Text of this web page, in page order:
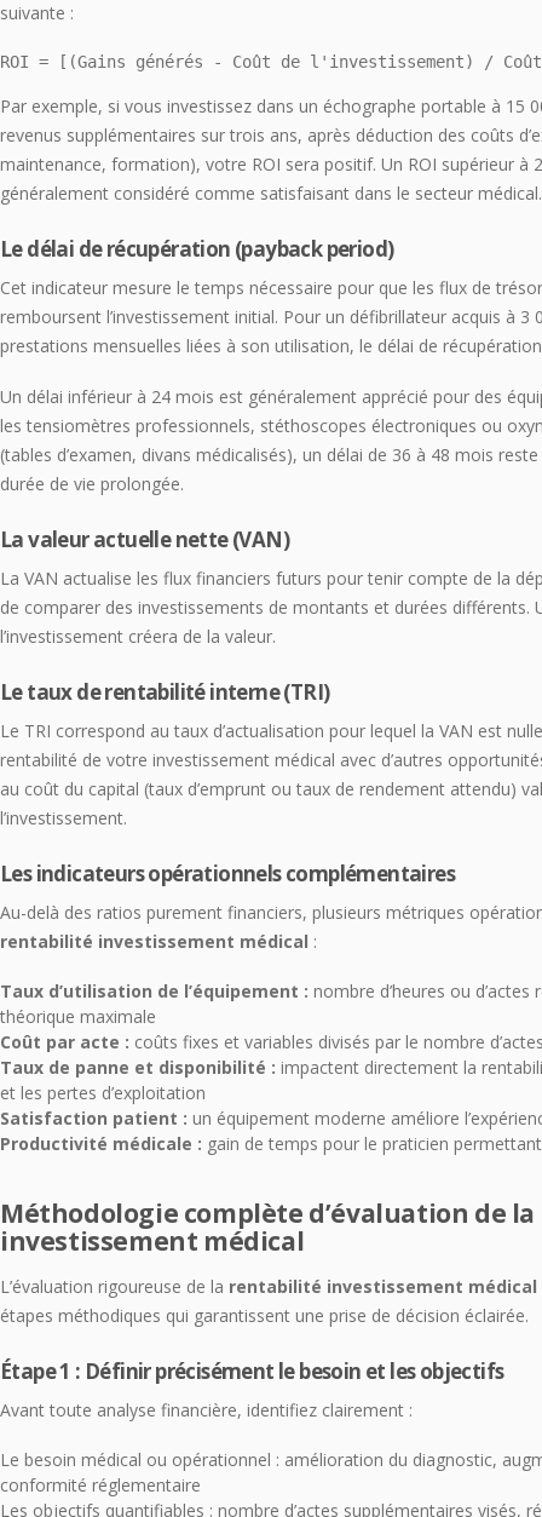
suivante :
ROI = [(Gains générés - Coût de l'investissement) /
Par exemple, si vous investissez dans un échographe portable à 15
revenus supplémentaires sur trois ans, après déduction des coûts
maintenance, formation), votre ROI sera positif. Un ROI supérieur à
généralement considéré comme satisfaisant dans le secteur médical.
Le délai de récupération (payback period)
Cet indicateur mesure le temps nécessaire pour que les flux de
remboursent l’investissement initial. Pour un défibrillateur acquis à 3
prestations mensuelles liées à son utilisation, le délai de
Un délai inférieur à 24 mois est généralement apprécié pour des
les tensiomètres professionnels, stéthoscopes électroniques ou
(tables d’examen, divans médicalisés), un délai de 36 à 48 mois
durée de vie prolongée.
La valeur actuelle nette (VAN)
La VAN actualise les flux financiers futurs pour tenir compte de la
de comparer des investissements de montants et durées différents.
l’investissement créera de la valeur.
Le taux de rentabilité interne (TRI)
Le TRI correspond au taux d’actualisation pour lequel la VAN est
rentabilité de votre investissement médical avec d’autres
au coût du capital (taux d’emprunt ou taux de rendement attendu)
l’investissement.
Les indicateurs opérationnels complémentaires
Au-delà des ratios purement financiers, plusieurs métriques
rentabilité investissement médical :
Taux d’utilisation de l’équipement : nombre d’heures ou
théorique maximale
Coût par acte : coûts fixes et variables divisés par le nombre
Taux de panne et disponibilité : impactent directement la
et les pertes d’exploitation
Satisfaction patient : un équipement moderne améliore
Productivité médicale : gain de temps pour le praticien
Méthodologie complète d’évaluation de
investissement médical
L’évaluation rigoureuse de la rentabilité investissement médical
étapes méthodiques qui garantissent une prise de décision éclairée.
Étape 1 : Définir précisément le besoin et les objectifs
Avant toute analyse financière, identifiez clairement :
Le besoin médical ou opérationnel : amélioration du diagnostic,
conformité réglementaire
Les objectifs quantifiables : nombre d’actes supplémentaires visés,